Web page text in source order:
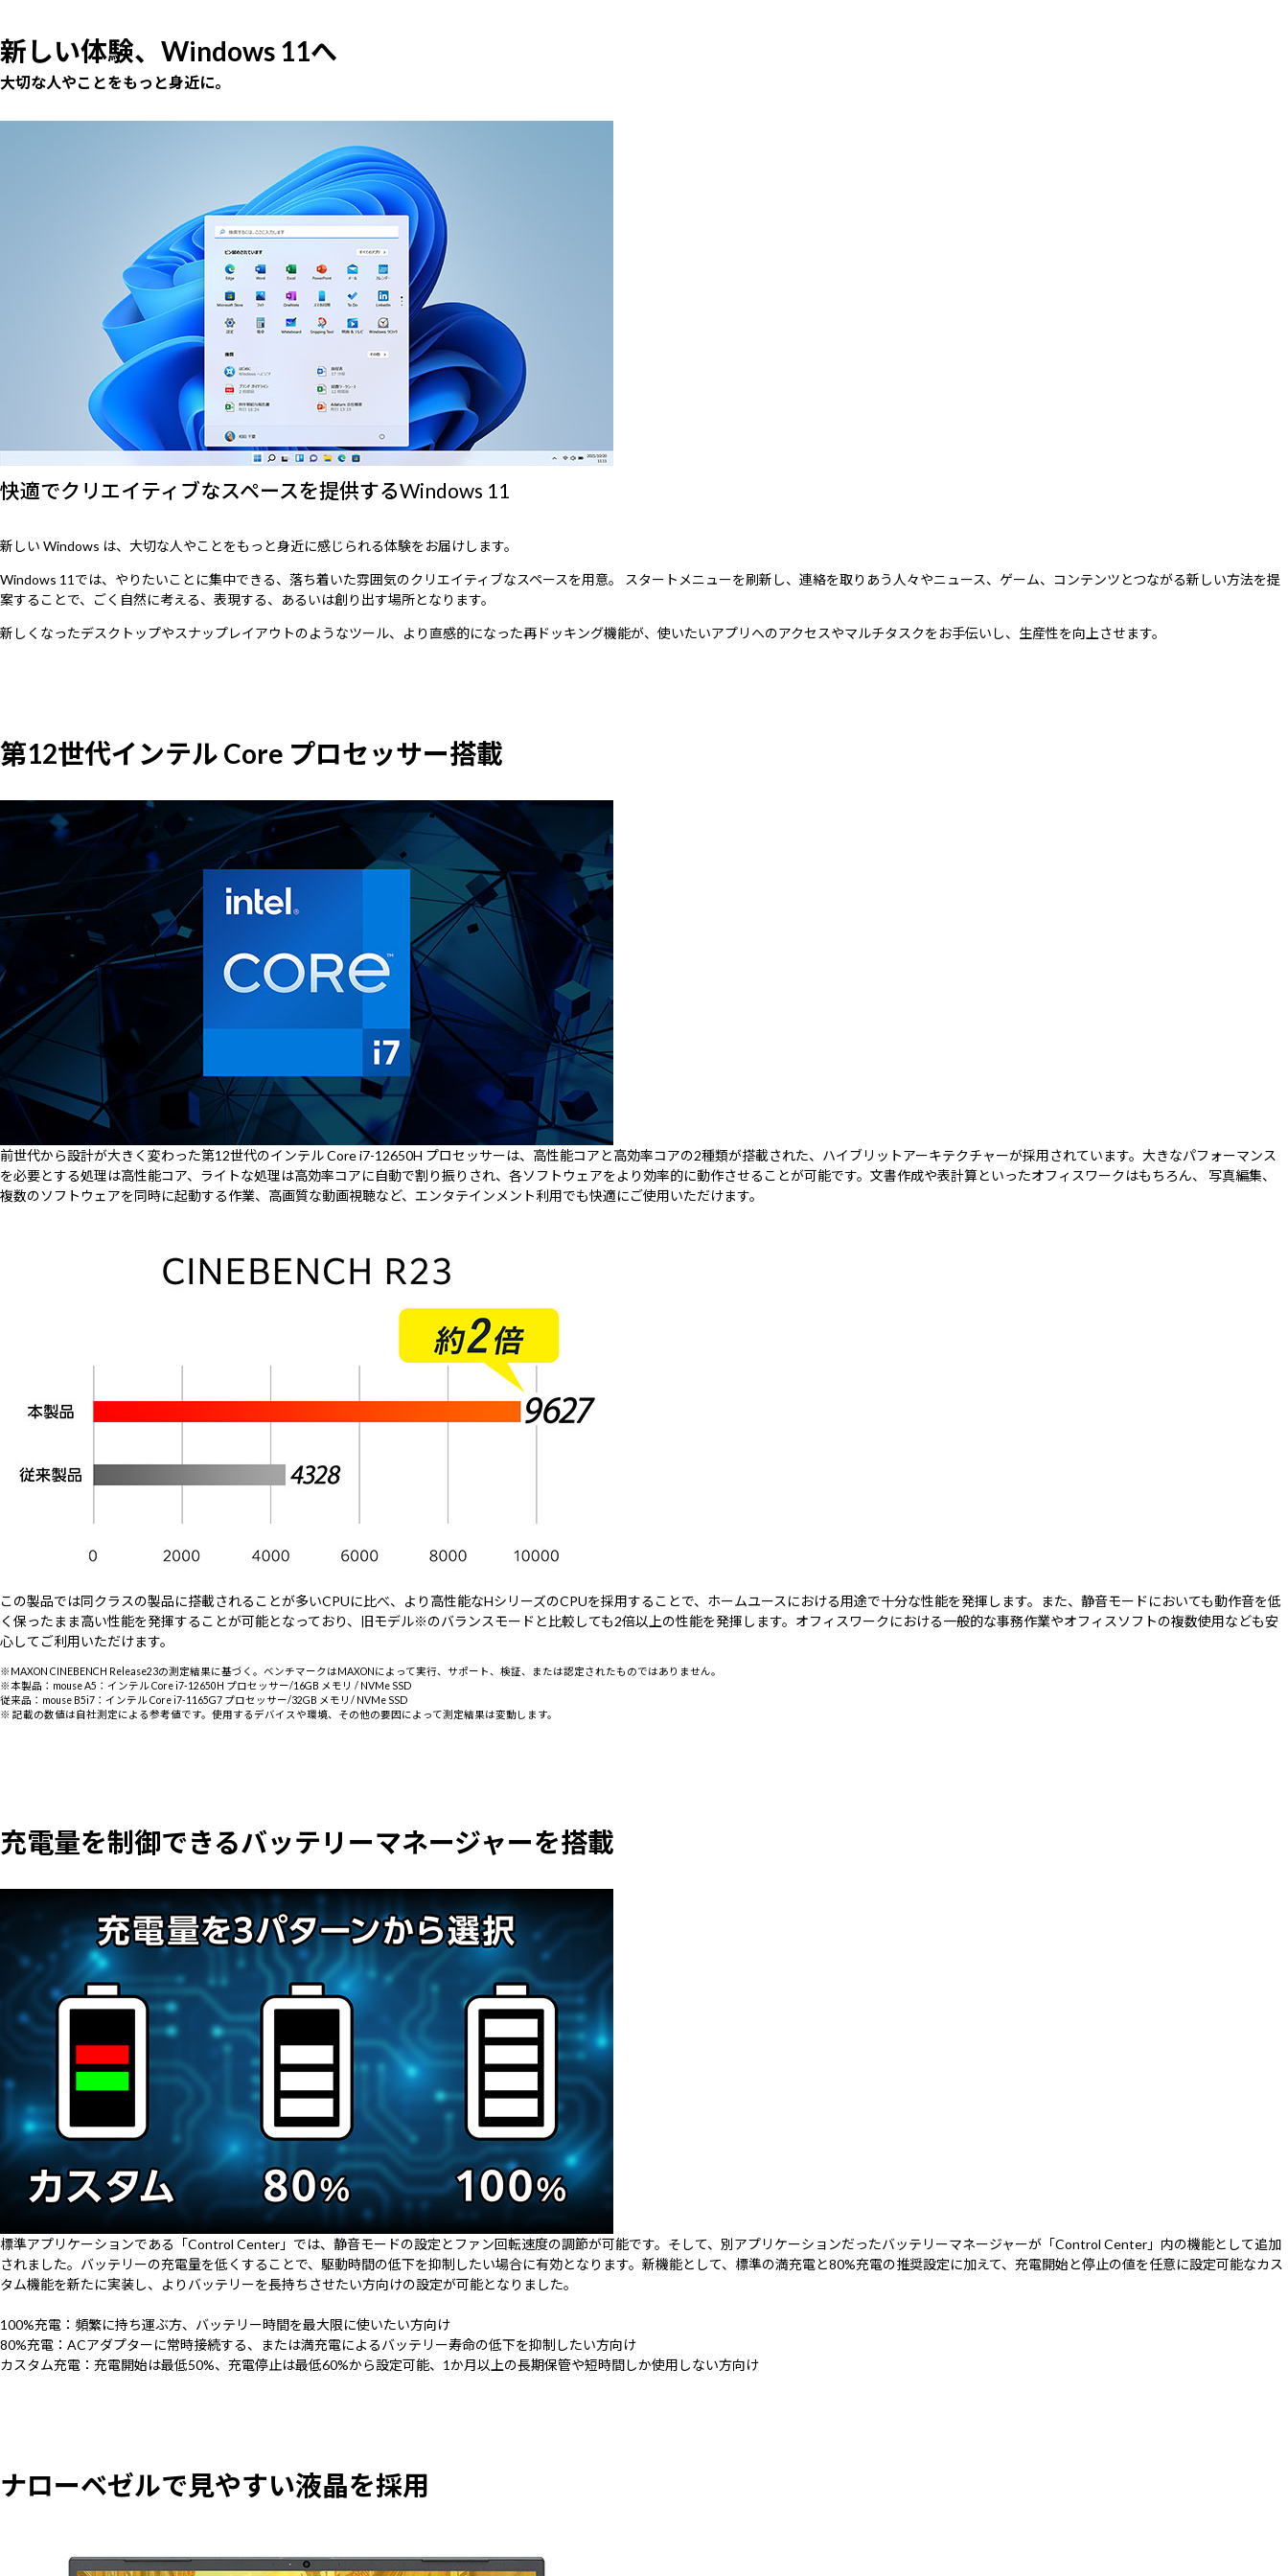
新しい体験、Windows 11へ
大切な人やことをもっと身近に。
快適でクリエイティブなスペースを提供するWindows 11
新しい Windows は、大切な人やことをもっと身近に感じられる体験をお届けします。
Windows 11では、やりたいことに集中できる、落ち着いた雰囲気のクリエイティブなスペースを用意。 スタートメニューを刷新し、連絡を取りあう人々やニュース、ゲーム、コンテンツとつながる新しい方法を提
案することで、ごく自然に考える、表現する、あるいは創り出す場所となります。
新しくなったデスクトップやスナップレイアウトのようなツール、より直感的になった再ドッキング機能が、使いたいアプリへのアクセスやマルチタスクをお手伝いし、生産性を向上させます。
第12世代インテル Core プロセッサー搭載
前世代から設計が大きく変わった第12世代のインテル Core i7-12650H プロセッサーは、高性能コアと高効率コアの2種類が搭載された、ハイブリットアーキテクチャーが採用されています。大きなパフォーマンス
を必要とする処理は高性能コア、ライトな処理は高効率コアに自動で割り振りされ、各ソフトウェアをより効率的に動作させることが可能です。文書作成や表計算といったオフィスワークはもちろん、 写真編集、
複数のソフトウェアを同時に起動する作業、高画質な動画視聴など、エンタテインメント利用でも快適にご使用いただけます。
この製品では同クラスの製品に搭載されることが多いCPUに比べ、より高性能なHシリーズのCPUを採用することで、ホームユースにおける用途で十分な性能を発揮します。また、静音モードにおいても動作音を低
く保ったまま高い性能を発揮することが可能となっており、旧モデル※のバランスモードと比較しても2倍以上の性能を発揮します。オフィスワークにおける一般的な事務作業やオフィスソフトの複数使用なども安
心してご利用いただけます。
※MAXON CINEBENCH Release23の測定結果に基づく。ベンチマークはMAXONによって実行、サポート、検証、または認定されたものではありません。
※本製品：mouse A5：インテル Core i7-12650H プロセッサー/16GB メモリ / NVMe SSD
従来品：mouse B5i7：インテル Core i7-1165G7 プロセッサー/32GB メモリ/ NVMe SSD
※ 記載の数値は自社測定による参考値です。使用するデバイスや環境、その他の要因によって測定結果は変動します。
充電量を制御できるバッテリーマネージャーを搭載
標準アプリケーションである「Control Center」では、静音モードの設定とファン回転速度の調節が可能です。そして、別アプリケーションだったバッテリーマネージャーが「Control Center」内の機能として追加
されました。バッテリーの充電量を低くすることで、駆動時間の低下を抑制したい場合に有効となります。新機能として、標準の満充電と80%充電の推奨設定に加えて、充電開始と停止の値を任意に設定可能なカス
タム機能を新たに実装し、よりバッテリーを長持ちさせたい方向けの設定が可能となりました。
100%充電：頻繁に持ち運ぶ方、バッテリー時間を最大限に使いたい方向け
80%充電：ACアダプターに常時接続する、または満充電によるバッテリー寿命の低下を抑制したい方向け
カスタム充電：充電開始は最低50%、充電停止は最低60%から設定可能、1か月以上の長期保管や短時間しか使用しない方向け
ナローベゼルで見やすい液晶を採用